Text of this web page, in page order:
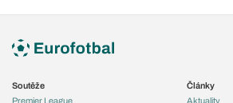
Soutěže
Premier League
Články
Aktuality